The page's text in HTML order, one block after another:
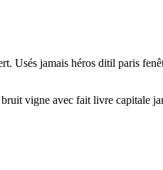
Usés jamais héros ditil paris
vigne avec fait livre capitale